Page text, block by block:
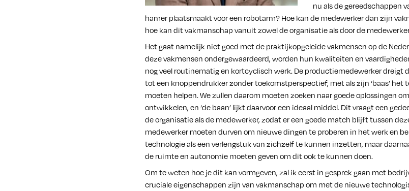
nu als de gereedschappen
hamer plaatsmaakt voor een robotarm? Hoe kan de medewerker dan zijn
hoe kan dit vakmanschap vanuit zowel de organisatie als door de
Het gaat namelijk niet goed met de praktijkopgeleide vakmensen op de
deze vakmensen ondergewaardeerd, worden hun kwaliteiten en
nog veel routinematig en kortcyclisch werk. De productiemedewerker dreigt
tot een knoppendrukker zonder toekomstperspectief, met als zijn ‘baas’
moeten helpen. We zullen daarom moeten zoeken naar goede oplossingen
ontwikkelen, en ‘de baan’ lijkt daarvoor een ideaal middel. Dit vraagt een
de organisatie als de medewerker, zodat er een goede match blijft tussen
medewerker moeten durven om nieuwe dingen te proberen in het werk en
technologie als een verlengstuk van zichzelf te kunnen inzetten, maar
de ruimte en autonomie moeten geven om dit ook te kunnen doen.
Om te weten hoe je dit kan vormgeven, zal ik eerst in gesprek gaan met
cruciale eigenschappen zijn van vakmanschap om met de nieuwe